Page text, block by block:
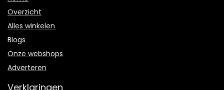
Overzicht
Alles winkelen
Blogs
Onze webshops
Adverteren
Verklaringen